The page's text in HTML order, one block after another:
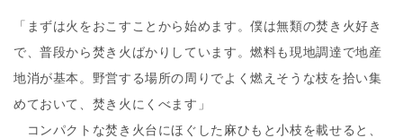
「まずは火をおこすことから始めます。僕は無類の焚き火好き
で、普段から焚き火ばかりしています。燃料も現地調達で地産
地消が基本。野営する場所の周りでよく燃えそうな枝を拾い集
めておいて、焚き火にくべます」
コンパクトな焚き火台にほぐした麻ひもと小枝を載せると、